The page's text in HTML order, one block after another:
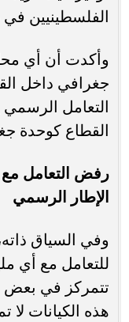
الفلسطينيين
وأكدت أن أي
جغرافي داخل
التعامل
القطاع كوحدة
رفض التعامل
الإطار الرسمي
وفي السياق
للتعامل مع أي
تتمركز في بعض
هذه الكيانات